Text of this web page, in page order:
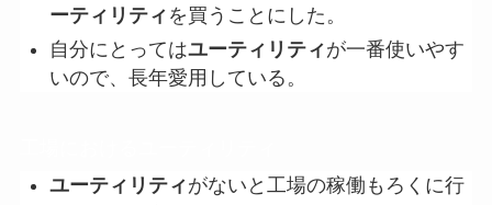
ーティリティ を買うことにした。
自分にとってはユーティリティが一番使いやす
いので、長年愛用している。
ユーティリティがないと工場の稼働もろくに行